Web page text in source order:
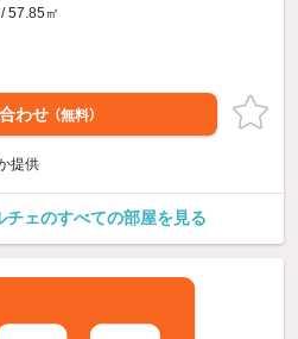
57.85㎡
わせ （無料）
提供
チェのすべての部屋を見る